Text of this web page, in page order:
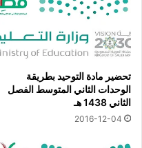
تحضير مادة التوحيد بطريقة
الوحدات الثاني المتوسط الفصل
الثاني 1438 هـ
2016-12-04